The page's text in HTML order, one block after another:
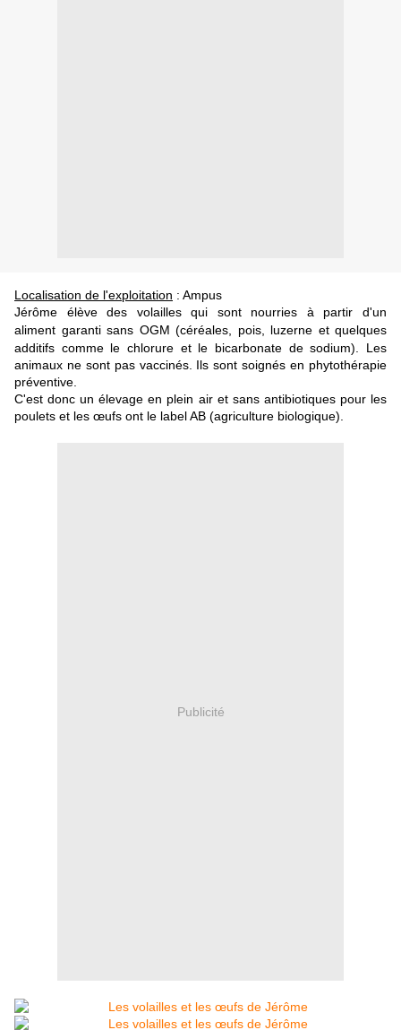
Localisation de l'exploitation : Ampus
Jérôme élève des volailles qui sont nourries à partir d'un
aliment garanti sans OGM (céréales, pois, luzerne et quelques
additifs comme le chlorure et le bicarbonate de sodium). Les
animaux ne sont pas vaccinés. Ils sont soignés en phytothérapie
préventive.
C'est donc un élevageen plein air et sans antibiotiques pour les
poulets et les œufs ont le label AB (agriculture biologique).
Publicité